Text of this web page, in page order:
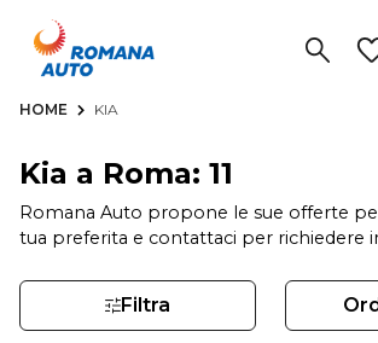
HOME KIA
Kia a Roma: 11
Romana Auto propone le sue offerte
tua preferita e contattaci per richiedere
Filtra